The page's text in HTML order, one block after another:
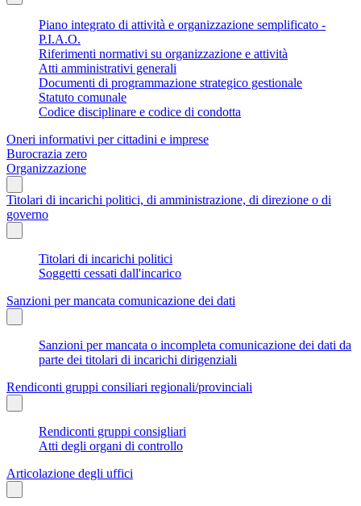
Piano integrato di attività e organizzazione semplificato -
P.I.A.O.
Riferimenti normativi su organizzazione e attività
Atti amministrativi generali
Documenti di programmazione strategico gestionale
Statuto comunale
Codice disciplinare e codice di condotta
Oneri informativi per cittadini e imprese
Burocrazia zero
Organizzazione
Titolari di incarichi politici, di amministrazione, di direzione o di
governo
Titolari di incarichi politici
Soggetti cessati dall'incarico
Sanzioni per mancata comunicazione dei dati
Sanzioni per mancata o incompleta comunicazione dei dati da
parte dei titolari di incarichi dirigenziali
Rendiconti gruppi consiliari regionali/provinciali
Rendiconti gruppi consigliari
Atti degli organi di controllo
Articolazione degli uffici